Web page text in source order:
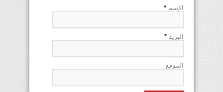
الإسم *
البريد *
الموقع